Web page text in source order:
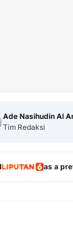
Ade Nasihudin Al
Tim Redaksi
as a